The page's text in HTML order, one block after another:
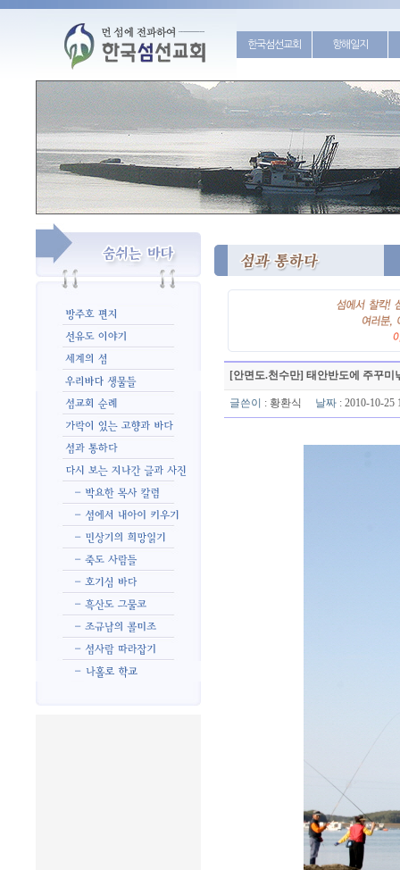
한국섬선교회 항해일지
[안면도.천수만] 태안반도에 주꾸미
글쓴이 : 황환식 날짜: 2010-10-